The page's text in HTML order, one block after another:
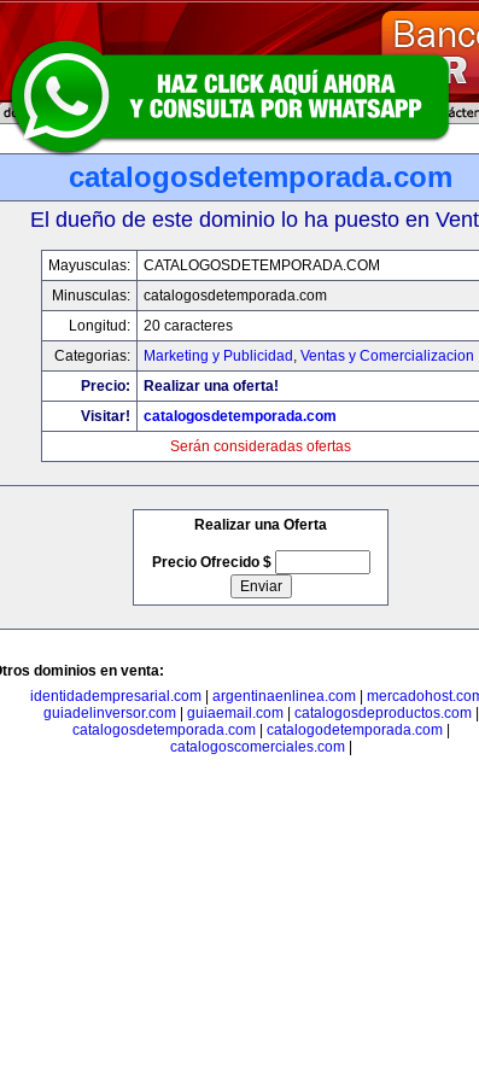
catalogosdetemporada.com
El dueño de este dominio lo ha puesto en
Mayusculas:
CATALOGOSDETEMPORADA.COM
Minusculas:
catalogosdetemporada.com
Longitud:
20 caracteres
Categorias:
Marketing y Publicidad , Ventas y Comercializacion
Precio:
Realizar una oferta!
Visitar!
catalogosdetemporada.com
Serán consideradas ofertas
Realizar una Oferta
Precio Ofrecido $
dominios en venta:
identidadempresarial.com
argentinaenlinea.com
guiadelinversor.com| guiaemail.com| catalogosdeproductos.com|
catalogosdetemporada.com| catalogodetemporada.com|
catalogoscomerciales.com|